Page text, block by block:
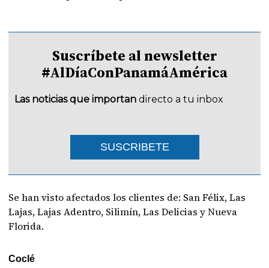
Suscríbete al newsletter
#AlDíaConPanamáAmérica
Las noticias que importan directo a tu inbox
SUSCRIBETE
Se han visto afectados los clientes de: San Félix, Las
Lajas, Lajas Adentro, Silimín, Las Delicias y Nueva
Florida.
Coclé